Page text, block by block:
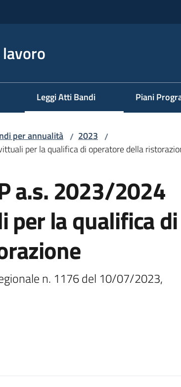
Leggi Atti Bandi Piani
per annualità / 2023 /
per la qualifica di operatore della
a.s. 2023/2024
la qualifica di
n. 1176 del 10/07/2023,